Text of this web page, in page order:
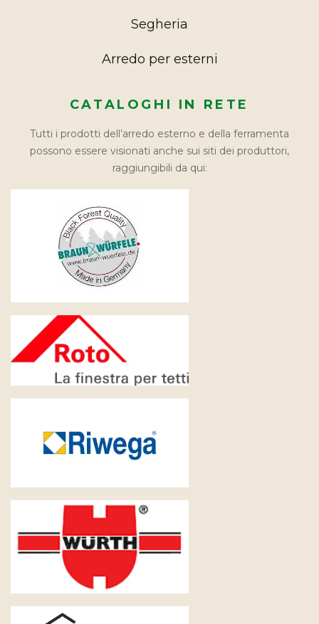
Segheria
Arredo per esterni
CATALOGHI IN RETE
Tutti i prodotti dell’arredo esterno e della ferramenta
possono essere visionati anche sui siti dei produttori,
raggiungibili da qui: